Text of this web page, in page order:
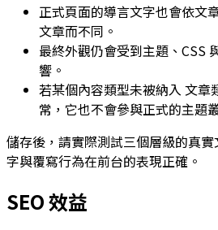
正式頁面的導言文字也會依文
文章而不同。
最終外觀仍會受到主題、CSS
響。
若某個內容類型未被納入 文章
常，它也不會參與正式的主題
儲存後，請實際測試三個層級的真
字與覆寫行為在前台的表現正確。
SEO 效益